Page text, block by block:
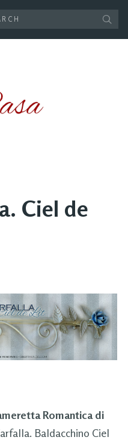
Ciel de
Romantica di
Baldacchino Ciel